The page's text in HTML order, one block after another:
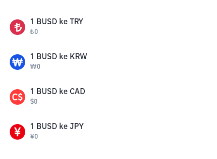
1 BUSD ke TRY
₺0
1 BUSD ke KRW
₩0
1 BUSD ke CAD
$0
1 BUSD ke JPY
¥0